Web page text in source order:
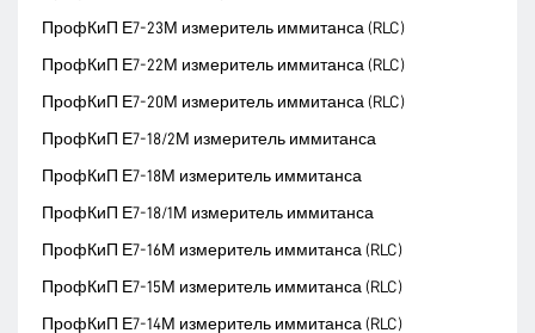
ПрофКиП Е7-23М измеритель иммитанса (RLC)
ПрофКиП Е7-22М измеритель иммитанса (RLC)
ПрофКиП Е7-20М измеритель иммитанса (RLC)
ПрофКиП Е7-18/2М измеритель иммитанса
ПрофКиП Е7-18М измеритель иммитанса
ПрофКиП Е7-18/1М измеритель иммитанса
ПрофКиП Е7-16М измеритель иммитанса (RLC)
ПрофКиП Е7-15М измеритель иммитанса (RLC)
ПрофКиП Е7-14М измеритель иммитанса (RLC)